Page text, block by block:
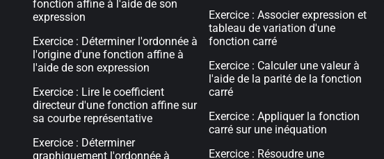
fonction affine à l'aide de son
expression
Exercice : Déterminer l'ordonnée à
l'origine d'une fonction affine à
l'aide de son expression
Exercice : Lire le coefficient
directeur d'une fonction affine sur
sa courbe représentative
Exercice : Déterminer
graphiquement l'ordonnée à
Exercice : Associer expression et
tableau de variation d'une
fonction carré
Exercice : Calculer une valeur à
l'aide de la parité de la fonction
carré
Exercice : Appliquer la fonction
carré sur une inéquation
Exercice : Résoudre une